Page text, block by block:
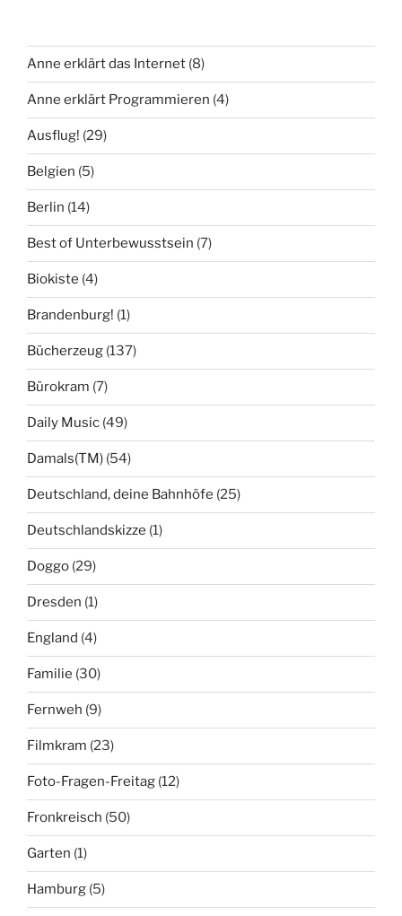
Anne erklärt das Internet (8)
Anne erklärt Programmieren (4)
Ausflug! (29)
Belgien (5)
Berlin (14)
Best of Unterbewusstsein (7)
Biokiste (4)
Brandenburg! (1)
Bücherzeug (137)
Bürokram (7)
Daily Music (49)
Damals(TM) (54)
Deutschland, deine Bahnhöfe (25)
Deutschlandskizze (1)
Doggo (29)
Dresden (1)
England (4)
Familie (30)
Fernweh (9)
Filmkram (23)
Foto-Fragen-Freitag (12)
Fronkreisch (50)
Garten (1)
Hamburg (5)